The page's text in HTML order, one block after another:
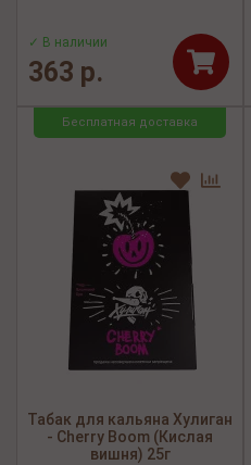
✓ В наличии
363 р.
Бесплатная доставка
Табак для кальяна Хулиган
- Cherry Boom (Кислая
вишня) 25г